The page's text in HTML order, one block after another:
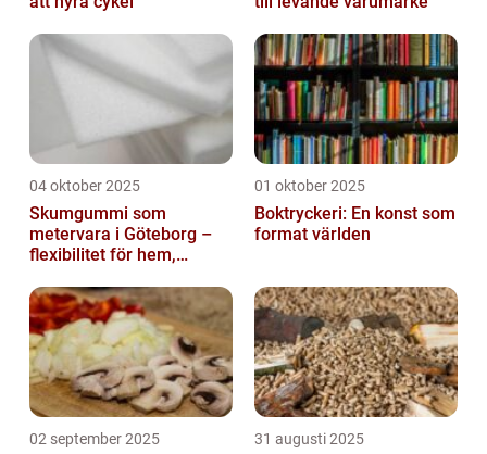
04 oktober 2025
Skumgummi som
metervara i Göteborg –
flexibilitet för hem,
01 oktober 2025
Boktryckeri: En konst som
format världen
02 september 2025 31 augusti 2025